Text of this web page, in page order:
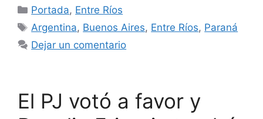
Categorías
Portada, Entre Ríos
Etiquetas
Argentina, Buenos Aires, Entre Ríos, Paraná
Dejar un comentario
El PJ votó a favor y